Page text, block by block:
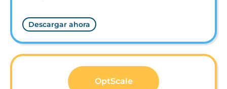
Descargar ahora
OptScale